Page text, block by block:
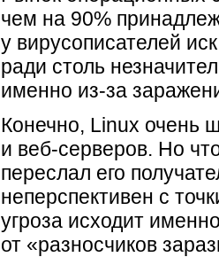
чем на 90%
у вирусописателей
ради столь
именно из-за
Конечно, Linux очень
и веб-серверов. Но
переслал его
неперспективен с
угроза исходит
от «разносчиков